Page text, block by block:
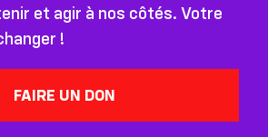
et agir à nos côtés. Votre
!
FAIRE UN DON